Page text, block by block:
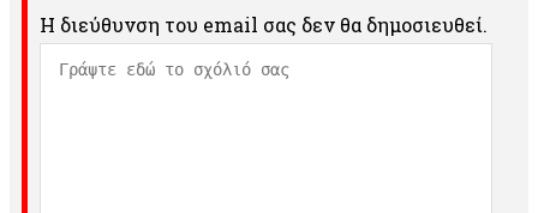
Η διεύθυνση του email σας δεν θα δημοσιευθεί.